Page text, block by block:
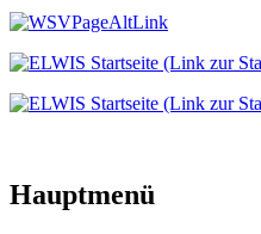
Hauptmenü